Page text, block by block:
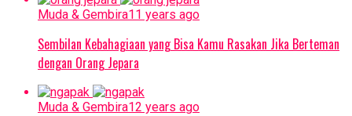
Muda & Gembira11 years ago
Sembilan Kebahagiaan yang Bisa Kamu Rasakan Jika Berteman
dengan Orang Jepara
Muda & Gembira12 years ago